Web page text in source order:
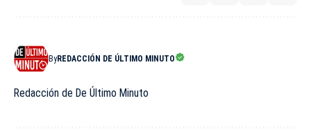
ByREDACCIÓN DE ÚLTIMO MINUTO
Redacción de De Último Minuto